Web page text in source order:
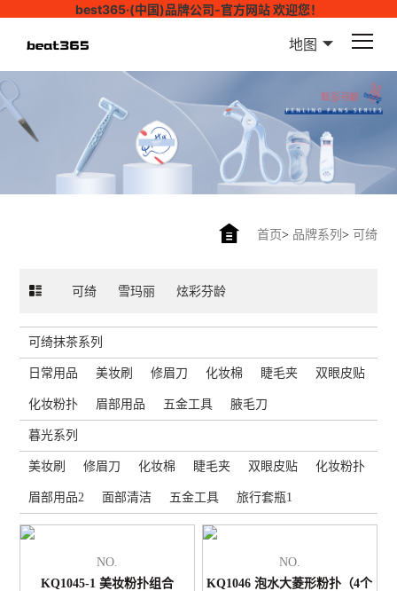
best365·(中国)品牌公司-官方网站 欢迎您！
地图
首页> 品牌系列 > 可绮
可绮 雪玛丽 炫彩芬龄
可绮抹茶系列
日常用品 美妆刷 修眉刀 化妆棉 睫毛夹 双眼皮贴
化妆粉扑 眉部用品 五金工具 腋毛刀
暮光系列
美妆刷 修眉刀 化妆棉 睫毛夹 双眼皮贴 化妆粉扑
眉部用品2 面部清洁 五金工具 旅行套瓶1
NO.
KQ1045-1 美妆粉扑组合
NO.
KQ1046 泡水大菱形粉扑（4个